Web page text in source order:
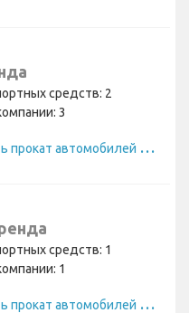
средств: 2
3
П
росмотреть прокат автомобилей Ford
средств: 1
1
П
росмотреть прокат автомобилей Toyota